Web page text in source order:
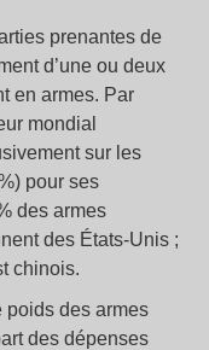
prenantes de
d’une ou deux
en armes. Par
mondial
sur les
pour ses
des armes
des États-Unis ;
chinois.
poids des armes
des dépenses